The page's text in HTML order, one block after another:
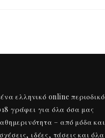
ελληνικό online περιοδικό
γράφει για όλα όσα μας
– από μόδα και
ιδέες, τάσεις και όλα